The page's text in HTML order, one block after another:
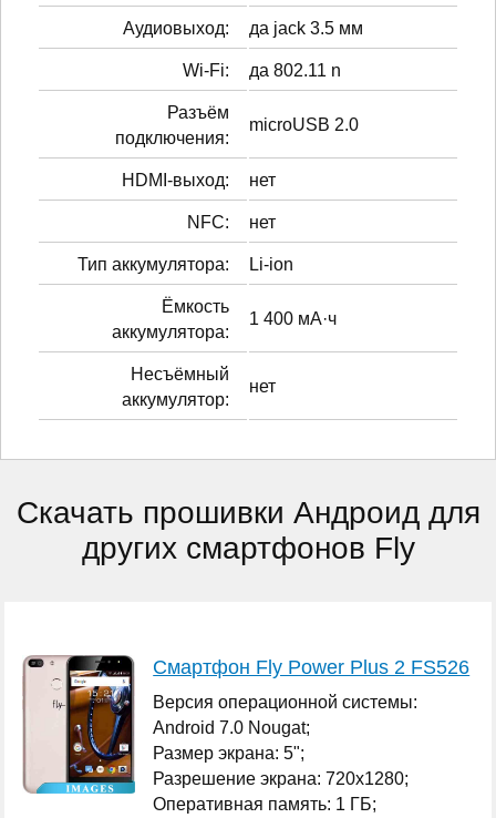
Аудиовыход: да jack 3.5 мм
Wi-Fi: да 802.11 n
Разъём
подключения:
microUSB 2.0
HDMI-выход: нет
NFC: нет
Тип аккумулятора: Li-ion
Ёмкость
аккумулятора:
1 400 мА·ч
Несъёмный
аккумулятор:
нет
Скачать прошивки Андроид для
других смартфонов Fly
Смартфон Fly Power Plus 2 FS526
Версия операционной системы:
Android 7.0 Nougat;
Размер экрана: 5";
Разрешение экрана: 720x1280;
Оперативная память: 1 ГБ;